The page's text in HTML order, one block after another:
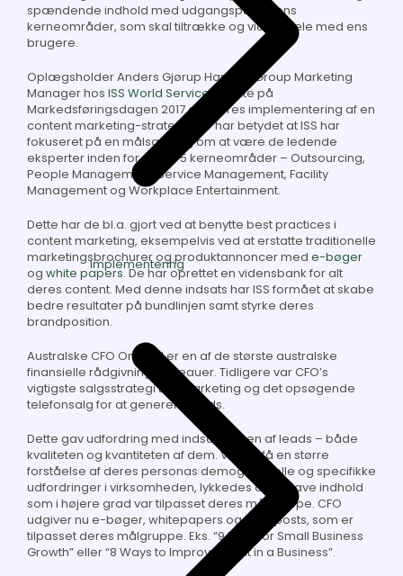
Implementering
spændende indhold med udgangspunkt i ens
kerneområder, som skal tiltrække og vidensdele med ens
brugere.
Oplægsholder Anders Gjørup Hansen, Group Marketing
Manager hos ISS World Servicefortalte på
Markedsføringsdagen 2017 om deres implementering af en
content marketing-strategi, der har betydet at ISS har
fokuseret på en målsætning om at være de ledende
eksperter inden for deres 5 kerneområder – Outsourcing,
People Management, Service Management, Facility
Management og Workplace Entertainment.
Dette har de bl.a. gjort ved at benytte best practices i
content marketing, eksempelvis ved at erstatte traditionelle
marketingsbrochurer og produktannoncer med e-bøger
og white papers. De har oprettet en vidensbank for alt
deres content. Med denne indsats har ISS formået at skabe
bedre resultater på bundlinjen samt styrke deres
brandposition.
Australske CFO On-Call er en af de største australske
finansielle rådgivningsbureauer. Tidligere var CFO’s
vigtigste salgsstrategi telemarketing og det opsøgende
telefonsalg for at generere leads.
Dette gav udfordring med indsamlingen af leads – både
kvaliteten og kvantiteten af dem. Ved at få en større
forståelse af deres personas demografi, rolle og specifikke
udfordringer i virksomheden, lykkedes det at lave indhold
som i højere grad var tilpasset deres målgruppe. CFO
udgiver nu e-bøger, whitepapers og blog posts, som er
tilpasset deres målgruppe. Eks. “9 Keys for Small Business
Growth” eller “8 Ways to Improve Profit in a Business”.